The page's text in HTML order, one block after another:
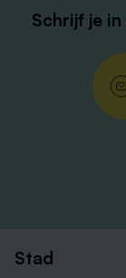
Schrijf je
Stad